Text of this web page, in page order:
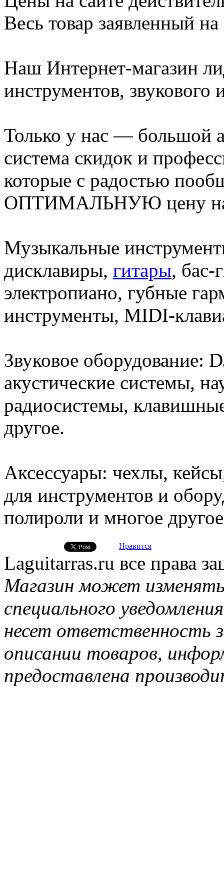
Весь товар заявленный
Наш Интернет-магазин
инструментов, звукового
Только у нас — большой
система скидок и
которые с радостью
ОПТИМАЛЬНУЮ цену на
Музыкальные
дисклавиры, гитары, бас-
электропиано, губные
инструменты, MIDI-
Звуковое оборудование:
акустические cистемы,
радиосистемы,
другое.
Аксессуары: чехлы,
для инструментов и
полироли и многое
Нравится
Laguitarras.ru все права
Магазин может
специального
несет ответственность
описании товаров,
предоставлена